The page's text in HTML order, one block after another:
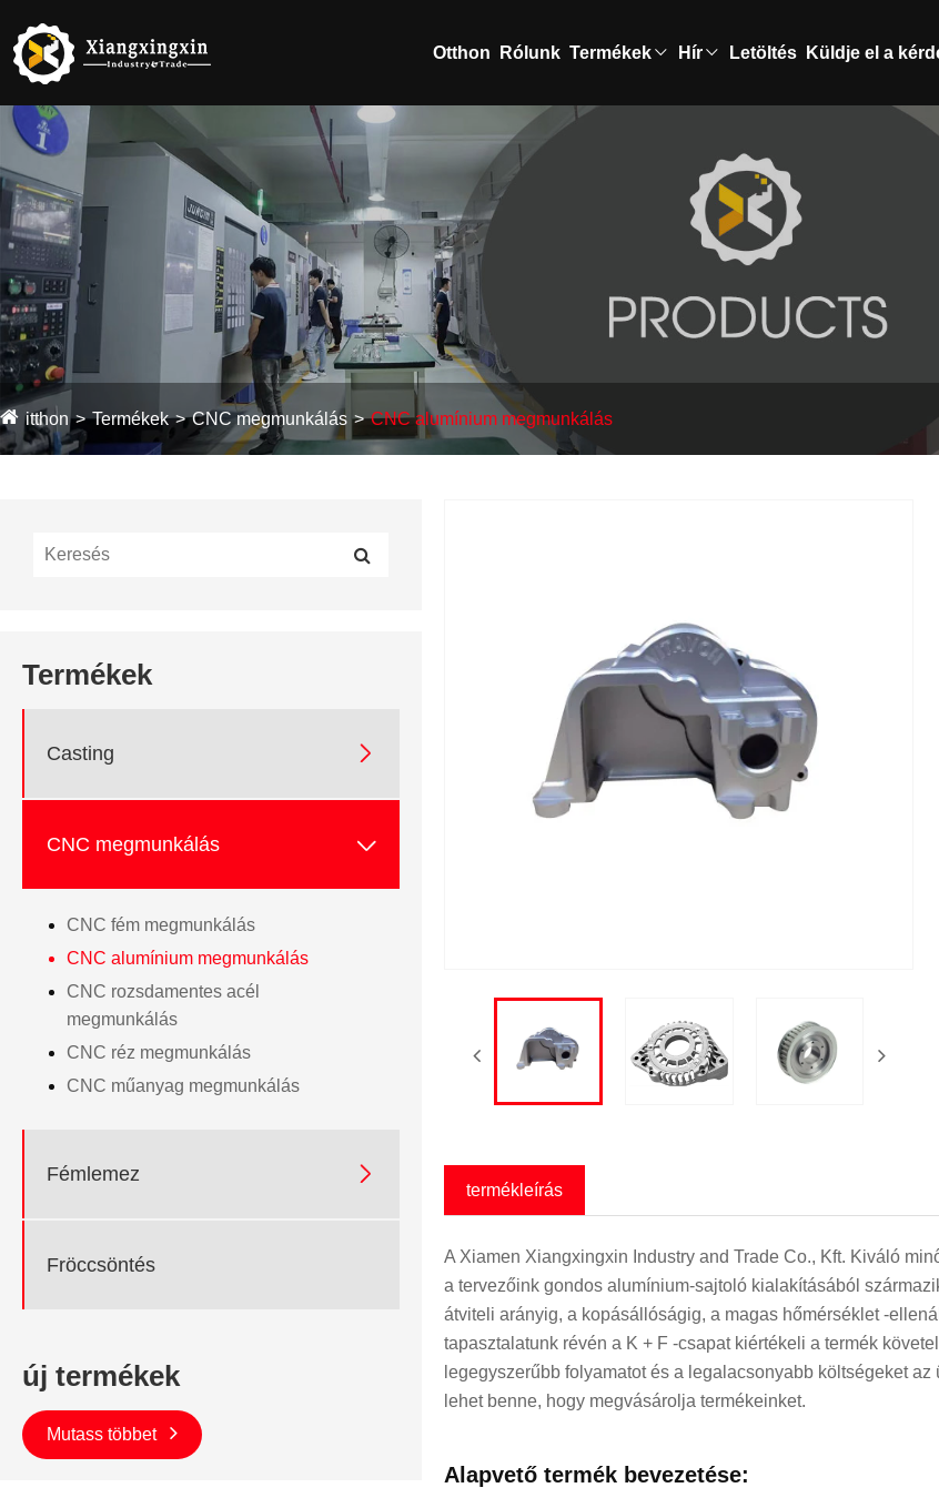
Otthon Rólunk Termékek Hír Letöltés Küldje el a
itthon Termékek CNC megmunkálás CNC alumínium megmunkálás
Termékek
Casting 
CNC megmunkálás 
CNC fém megmunkálás
CNC alumínium megmunkálás
CNC rozsdamentes acél
megmunkálás
CNC réz megmunkálás
CNC műanyag megmunkálás
Fémlemez 
Fröccsöntés
új termékek
Mutass többet
termékleírás
A Xiamen Xiangxingxin Industry and Trade Co., Kft. Kiváló
a tervezőink gondos alumínium-sajtoló kialakításából
átviteli arányig, a kopásállóságig, a magas hőmérséklet -
tapasztalatunk révén a K + F -csapat kiértékeli a termék
legegyszerűbb folyamatot és a legalacsonyabb költségeket
lehet benne, hogy megvásárolja termékeinket.
Alapvető termék bevezetése: